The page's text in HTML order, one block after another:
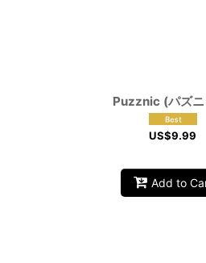
Puzznic (パズ
US$9.99
Add to